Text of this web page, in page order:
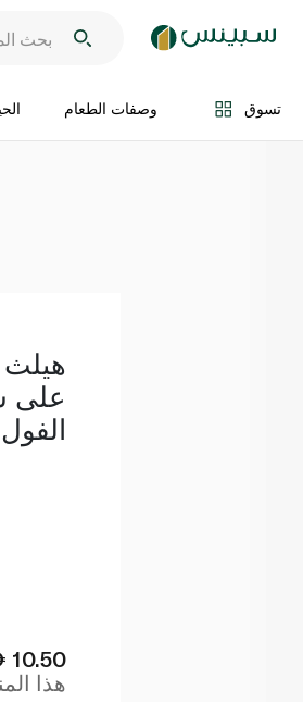
تسوق وصفات الطعام
اضف الى السلة
هيلث
على
الفول
10.50
هذا